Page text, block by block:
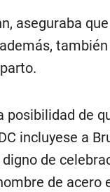
aseguraba
posibilidad de
incluyese a
de
de acero